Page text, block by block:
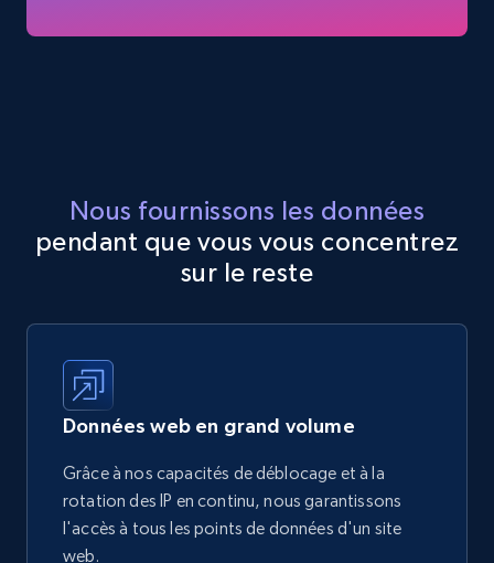
Nous fournissons les données
pendant que vous vous concentrez
sur le reste
Données web en grand volume
Grâce à nos capacités de déblocage et à la
rotation des IP en continu, nous garantissons
l'accès à tous les points de données d'un site
web.